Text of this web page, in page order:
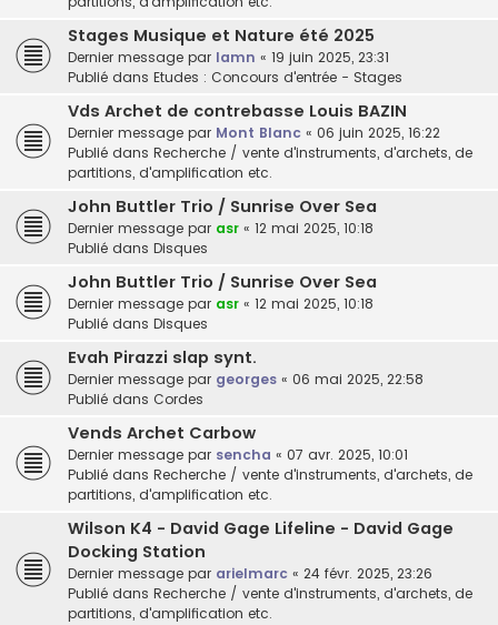
Stages Musique et Nature été 2025
Dernier message par lamn « 19 juin 2025, 23:31
Publié dans Etudes : Concours d'entrée - Stages
Vds Archet de contrebasse Louis BAZIN
Dernier message par Mont Blanc « 06 juin 2025, 16:22
Publié dans Recherche / vente d'instruments, d'archets, de
partitions, d'amplification etc.
John Buttler Trio / Sunrise Over Sea
Dernier message par asr « 12 mai 2025, 10:18
Publié dans Disques
John Buttler Trio / Sunrise Over Sea
Dernier message par asr « 12 mai 2025, 10:18
Publié dans Disques
Evah Pirazzi slap synt.
Dernier message par georges « 06 mai 2025, 22:58
Publié dans Cordes
Vends Archet Carbow
Dernier message par sencha « 07 avr. 2025, 10:01
Publié dans Recherche / vente d'instruments, d'archets, de
partitions, d'amplification etc.
Wilson K4 - David Gage Lifeline - David Gage
Docking Station
Dernier message par arielmarc « 24 févr. 2025, 23:26
Publié dans Recherche / vente d'instruments, d'archets, de
partitions, d'amplification etc.